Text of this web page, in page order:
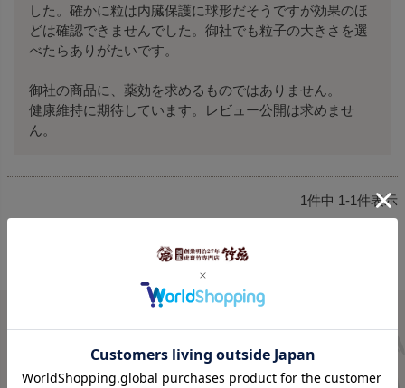
した。確かに粒は内臓保護に球形だそうですが効果のほ
どは確認できませんでした。御社でも粒子の大きさを選
べたらありがたいです。
御社の商品に、薬効を求めるものではありません。
健康維持に期待しています。レビュー公開は求めませ
ん。
1件中 1-1件表示